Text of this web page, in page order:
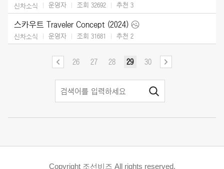
신차소식 운영자 조회 32692 추천 3
스카우트 Traveler Concept (2024)
신차소식 운영자 조회 31681 추천 2
26 27 28 29 30
Copyright 조선비즈 All rights reserved.